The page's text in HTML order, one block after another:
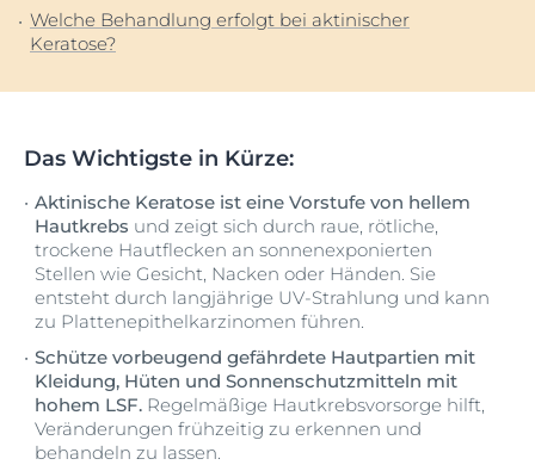
Welche Behandlung erfolgt bei aktinischer
Keratose?
Das Wichtigste in Kürze:
Aktinische Keratose ist eine Vorstufe von hellem
Hautkrebs und zeigt sich durch raue, rötliche,
trockene Hautflecken an sonnenexponierten
Stellen wie Gesicht, Nacken oder Händen. Sie
entsteht durch langjährige UV-Strahlung und kann
zu Plattenepithelkarzinomen führen.
Schütze vorbeugend gefährdete Hautpartien mit
Kleidung, Hüten und Sonnenschutzmitteln mit
hohem LSF. Regelmäßige Hautkrebsvorsorge hilft,
Veränderungen frühzeitig zu erkennen und
behandeln zu lassen.